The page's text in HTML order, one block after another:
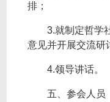
排；
3.就制定哲学
意见并开展交流研
4.领导讲话。
五、参会人员